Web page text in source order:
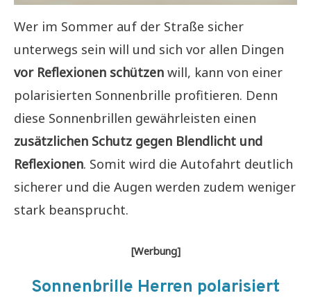
Wer im Sommer auf der Straße sicher
unterwegs sein will und sich vor allen Dingen
vor Reflexionen schützen will, kann von einer
polarisierten Sonnenbrille profitieren. Denn
diese Sonnenbrillen gewährleisten einen
zusätzlichen Schutz gegen Blendlicht und
Reflexionen. Somit wird die Autofahrt deutlich
sicherer und die Augen werden zudem weniger
stark beansprucht.
[Werbung]
Sonnenbrille Herren polarisiert